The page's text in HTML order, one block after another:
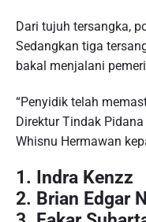
Dari tujuh tersangka,
Sedangkan tiga
bakal menjalani
“Penyidik telah
Direktur Tindak
Whisnu Hermawan
1. Indra Kenzz
2. Brian Edgar